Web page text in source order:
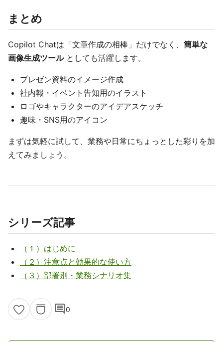
まとめ
Copilot Chatは「文章作成の相棒」だけでなく、 簡単な
画像生成ツールとしても活躍します。
プレゼン資料のイメージ作成
社内報・イベント告知用のイラスト
ロゴやキャラクターのアイデアスケッチ
趣味・SNS用のアイコン
まずは気軽に試して、業務や日常にちょっとした彩りを加
えてみましょう。
シリーズ記事
（１）はじめに
（２）注意点と効果的な使い方
（３）部署別・業務シナリオ集
comment0